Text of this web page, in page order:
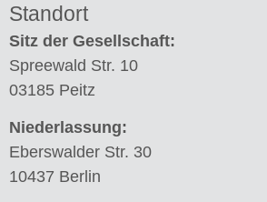
Standort
Sitz der Gesellschaft:
Spreewald Str. 10
03185 Peitz
Niederlassung:
Eberswalder Str. 30
10437 Berlin